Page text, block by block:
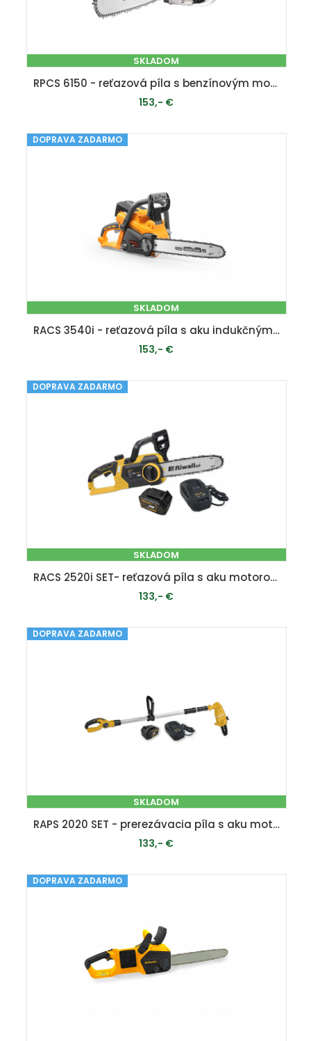
SKLADOM
RPCS 6150 - reťazová píla s benzínovým motorom 62 ccm
153,- €
PRIDAŤ DO KOŠÍKA
DOPRAVA ZADARMO
SKLADOM
RACS 3540i - reťazová píla s aku indukčným motorom 40 V
153,- €
PRIDAŤ DO KOŠÍKA
DOPRAVA ZADARMO
SKLADOM
RACS 2520i SET- reťazová píla s aku motorom 20 V
133,- €
PRIDAŤ DO KOŠÍKA
DOPRAVA ZADARMO
SKLADOM
RAPS 2020 SET - prerezávacia píla s aku motorom 20 V
133,- €
PRIDAŤ DO KOŠÍKA
DOPRAVA ZADARMO